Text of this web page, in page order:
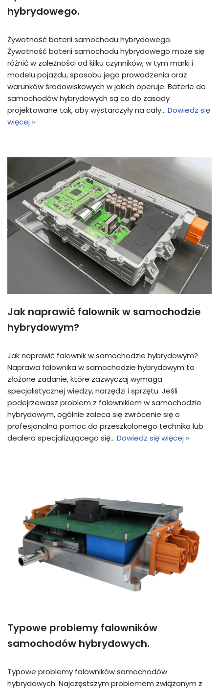
hybrydowego.
Żywotność baterii samochodu hybrydowego.
Żywotność baterii samochodu hybrydowego może się
różnić w zależności od kilku czynników, w tym marki i
modelu pojazdu, sposobu jego prowadzenia oraz
warunków środowiskowych w jakich operuje. Baterie do
samochodów hybrydowych są co do zasady
projektowane tak, aby wystarczyły na cały… Dowiedz się
więcej »
Jak naprawić falownik w samochodzie
hybrydowym?
Jak naprawić falownik w samochodzie hybrydowym?
Naprawa falownika w samochodzie hybrydowym to
złożone zadanie, które zazwyczaj wymaga
specjalistycznej wiedzy, narzędzi i sprzętu. Jeśli
podejrzewasz problem z falownikiem w samochodzie
hybrydowym, ogólnie zaleca się zwrócenie się o
profesjonalną pomoc do przeszkolonego technika lub
dealera specjalizującego się… Dowiedz się więcej »
Typowe problemy falowników
samochodów hybrydowych.
Typowe problemy falowników samochodów
hybrydowych. Najczęstszym problemem związanym z